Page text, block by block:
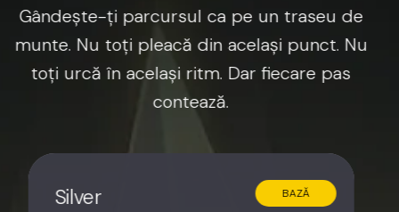
Gândește-ți parcursul ca pe un traseu de
munte. Nu toți pleacă din același punct. Nu
toți urcă în același ritm. Dar fiecare pas
contează.
Silver BAZĂ